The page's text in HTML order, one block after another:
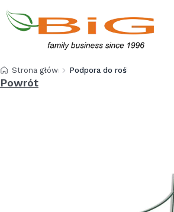
Strona główna Podpora do roślin łuk 100 cm
Powrót